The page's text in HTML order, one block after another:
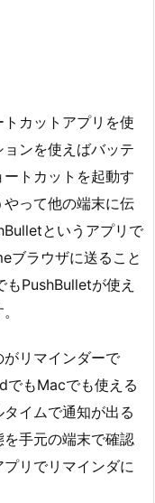
カットアプリを使
ンを使えばバッテ
トカットを起動す
って他の端末に伝
というアプリで
ブラウザに送ること
PushBulletが使え
リマインダーで
でもMacでも使える
イムで通知が出る
手元の端末で確認
リでリマインダに